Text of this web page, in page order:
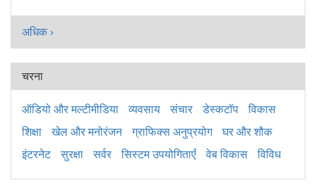
अधिक ›
चरना
ऑडियो और मल्टीमीडिया व्यवसाय संचार डेस्कटॉप
विकास
शिक्षा
खेल और मनोरंजन ग्राफिक्स अनुप्रयोग
घर और शौक
इंटरनेट
सुरक्षा सर्वर सिस्टम उपयोगिताएँ वेब विकास विविध